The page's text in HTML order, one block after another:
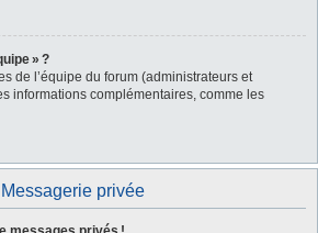
» ?
de l’équipe du forum (administrateurs et
informations complémentaires, comme les
Messagerie privée